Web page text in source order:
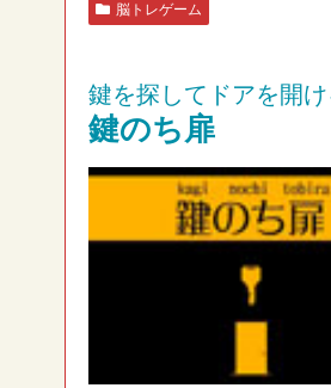
脳トレゲーム
鍵を探してドアを開
鍵のち扉